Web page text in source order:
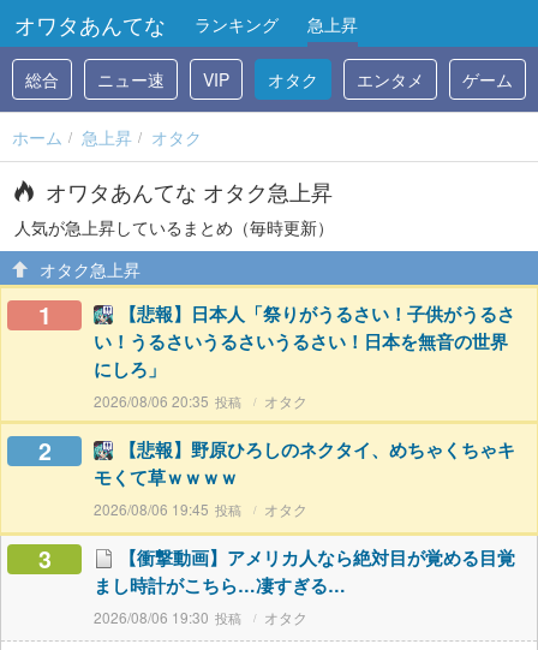
オワタあんてな ランキング 急上昇
総合 ニュー速 VIP オタク エンタメ ゲーム
ホーム 急上昇 オタク
オワタあんてな オタク急上昇
人気が急上昇しているまとめ（毎時更新）
オタク急上昇
1
【悲報】日本人「祭りがうるさい！子供がうるさ
い！うるさいうるさいうるさい！日本を無音の世界
にしろ」
2026/08/06 20:35 オタク
2
【悲報】野原ひろしのネクタイ、めちゃくちゃキ
モくて草ｗｗｗｗ
2026/08/06 19:45 オタク
3
【衝撃動画】アメリカ人なら絶対目が覚める目覚
まし時計がこちら…凄すぎる…
2026/08/06 19:30 オタク